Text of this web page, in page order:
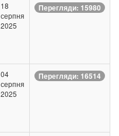
18
серпня
2025
Перегляди: 15980
04
серпня
2025
Перегляди: 16514